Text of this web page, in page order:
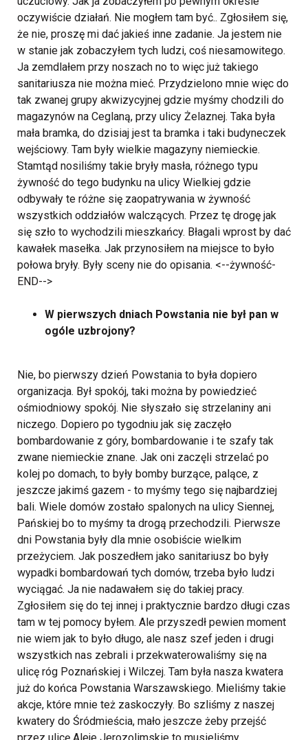
oczywiście działań. Nie mogłem tam być.. Zgłosiłem się,
że nie, proszę mi dać jakieś inne zadanie. Ja jestem nie
w stanie jak zobaczyłem tych ludzi, coś niesamowitego.
Ja zemdlałem przy noszach no to więc już takiego
sanitariusza nie można mieć. Przydzielono mnie więc do
tak zwanej grupy akwizycyjnej gdzie myśmy chodzili do
magazynów na Ceglaną, przy ulicy Żelaznej. Taka była
mała bramka, do dzisiaj jest ta bramka i taki budyneczek
wejściowy. Tam były wielkie magazyny niemieckie.
Stamtąd nosiliśmy takie bryły masła, różnego typu
żywność do tego budynku na ulicy Wielkiej gdzie
odbywały te różne się zaopatrywania w żywność
wszystkich oddziałów walczących. Przez tę drogę jak
się szło to wychodzili mieszkańcy. Błagali wprost by dać
kawałek masełka. Jak przynosiłem na miejsce to było
połowa bryły. Były sceny nie do opisania. <--żywność-
END-->
W pierwszych dniach Powstania nie był pan w
ogóle uzbrojony?
Nie, bo pierwszy dzień Powstania to była dopiero
organizacja. Był spokój, taki można by powiedzieć
ośmiodniowy spokój. Nie słyszało się strzelaniny ani
niczego. Dopiero po tygodniu jak się zaczęło
bombardowanie z góry, bombardowanie i te szafy tak
zwane niemieckie znane. Jak oni zaczęli strzelać po
kolej po domach, to były bomby burzące, palące, z
jeszcze jakimś gazem - to myśmy tego się najbardziej
bali. Wiele domów zostało spalonych na ulicy Siennej,
Pańskiej bo to myśmy ta drogą przechodzili. Pierwsze
dni Powstania były dla mnie osobiście wielkim
przeżyciem. Jak poszedłem jako sanitariusz bo były
wypadki bombardowań tych domów, trzeba było ludzi
wyciągać. Ja nie nadawałem się do takiej pracy.
Zgłosiłem się do tej innej i praktycznie bardzo długi czas
tam w tej pomocy byłem. Ale przyszedł pewien moment
nie wiem jak to było długo, ale nasz szef jeden i drugi
wszystkich nas zebrali i przekwaterowaliśmy się na
ulicę róg Poznańskiej i Wilczej. Tam była nasza kwatera
już do końca Powstania Warszawskiego. Mieliśmy takie
akcje, które mnie też zaskoczyły. Bo szliśmy z naszej
kwatery do Śródmieścia, mało jeszcze żeby przejść